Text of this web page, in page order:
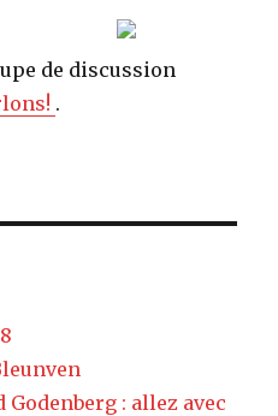
de discussion
.
Godenberg : allez avec